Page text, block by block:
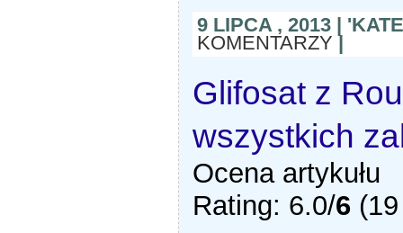
9 LIPCA , 2013 |
KOMENTARZY |
Glifosat z
wszystkich
Ocena artykułu
Rating: 6.0/6